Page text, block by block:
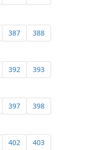
387 388
392 393
397 398
402 403